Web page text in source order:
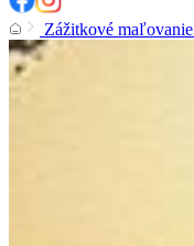
Zážitkové maľovanie